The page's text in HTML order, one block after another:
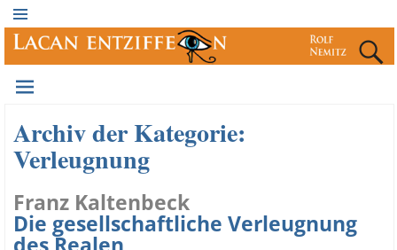
Archiv der Kategorie:
Verleugnung
Franz Kaltenbeck
Die gesellschaftliche Verleugnung